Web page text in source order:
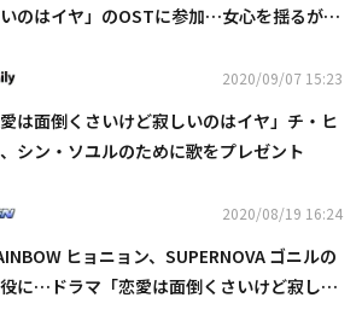
のはイヤ」のOSTに参加…女心を揺るがす
2020/09/07 15:23
愛は面倒くさいけど寂しいのはイヤ」チ・ヒ
シン・ソユルのために歌をプレゼント
2020/08/19 16:24
ヒョニョン、SUPERNOVA ゴニルの
に…ドラマ「恋愛は面倒くさいけど寂しい